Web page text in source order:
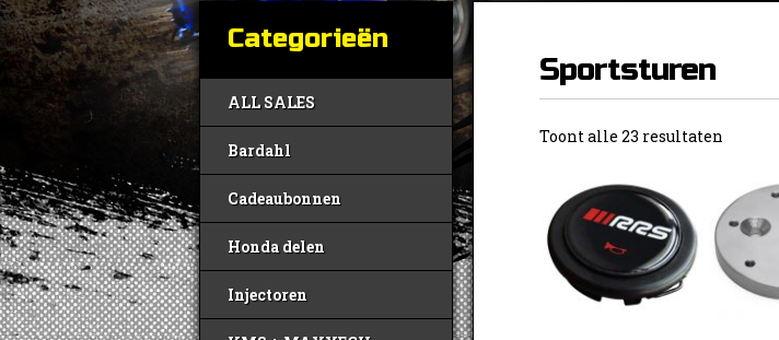
Categorieën
ALL SALES
Bardahl
Cadeaubonnen
Honda delen
Injectoren
Sportsturen
Toont alle 23 resultaten
prijs:
laag
naar
hoog